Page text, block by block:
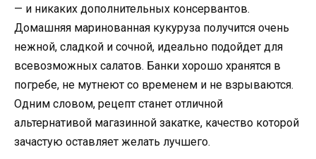
— и никаких дополнительных консервантов.
Домашняя маринованная кукуруза получится очень
нежной, сладкой и сочной, идеально подойдет для
всевозможных салатов. Банки хорошо хранятся в
погребе, не мутнеют со временем и не взрываются.
Одним словом, рецепт станет отличной
альтернативой магазинной закатке, качество которой
зачастую оставляет желать лучшего.